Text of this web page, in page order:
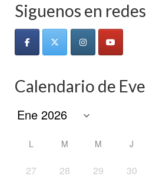
Siguenos en
Calendario de
L M M J
27 28 29 30